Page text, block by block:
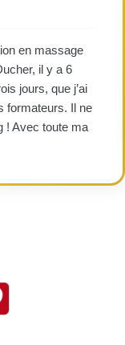
en massage
il y a 6
jours, que j’ai
formateurs. Il ne
! Avec toute ma